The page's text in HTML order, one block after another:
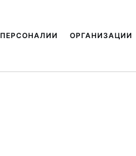
ПЕРСОНАЛИИ ОРГАНИЗАЦИИ